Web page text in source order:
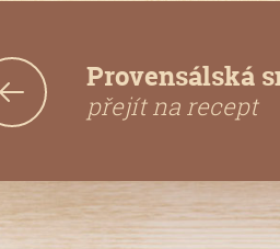
Provensálská
přejít na recept